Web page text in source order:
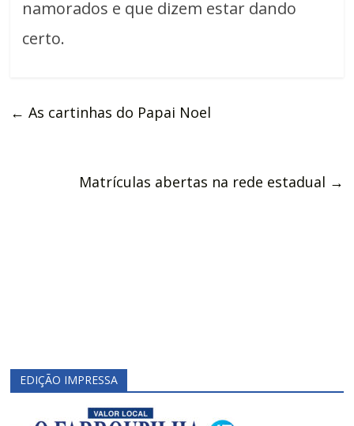
namorados e que dizem estar dando
certo.
← As cartinhas do Papai Noel
Matrículas abertas na rede estadual →
EDIÇÃO IMPRESSA